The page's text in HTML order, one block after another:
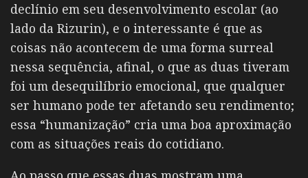
declínio em seu desenvolvimento escolar (ao
lado da Rizurin), e o interessante é que as
coisas não acontecem de uma forma surreal
nessa sequência, afinal, o que as duas tiveram
foi um desequilíbrio emocional, que qualquer
ser humano pode ter afetando seu rendimento;
essa “humanização” cria uma boa aproximação
com as situações reais do cotidiano.